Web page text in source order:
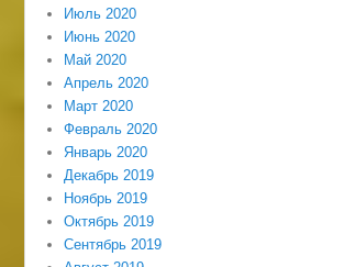
Июль 2020
Июнь 2020
Май 2020
Апрель 2020
Март 2020
Февраль 2020
Январь 2020
Декабрь 2019
Ноябрь 2019
Октябрь 2019
Сентябрь 2019